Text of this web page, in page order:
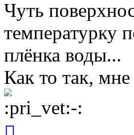
Чуть
температурку
плёнка воды...
Как то так,